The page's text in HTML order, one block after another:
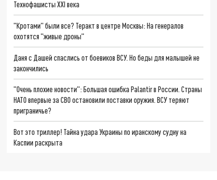
Технофашисты XXI века
"Кротами" были все? Теракт в центре Москвы: На генералов
охотятся "живые дроны"
Даня с Дашей спаслись от боевиков ВСУ. Но беды для малышей не
закончились
"Очень плохие новости": Большая ошибка Palantir в России. Страны
НАТО впервые за СВО остановили поставки оружия. ВСУ теряют
приграничье?
Вот это триллер! Тайна удара Украины по иранскому судну на
Каспии раскрыта